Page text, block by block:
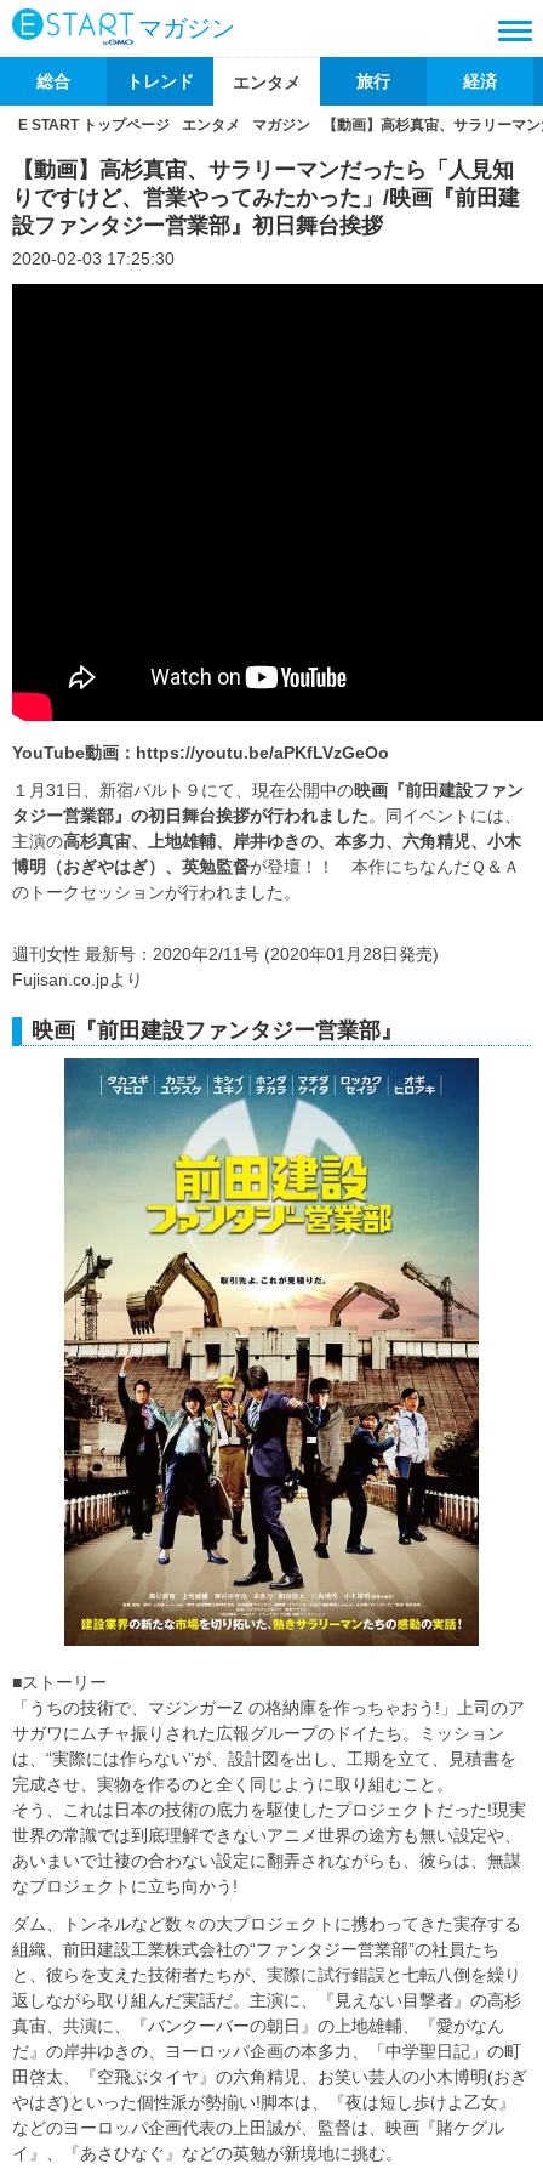
マガジン
総合 トレンド エンタメ 旅行 経済
E START トップページ エンタメ マガジン 【動画】高杉真宙、サラリーマ
【動画】高杉真宙、サラリーマンだったら「人見知
りですけど、営業やってみたかった」/映画『前田建
設ファンタジー営業部』初日舞台挨拶
2020-02-03 17:25:30
YouTube動画：https://youtu.be/aPKfLVzGeOo
１月31日、新宿バルト９にて、現在公開中の映画『前田建設ファン
タジー営業部』の初日舞台挨拶が行われました。同イベントには、
主演の高杉真宙、上地雄輔、岸井ゆきの、本多力、六角精児、小木
博明（おぎやはぎ）、英勉監督が登壇！！ 本作にちなんだＱ＆Ａ
のトークセッションが行われました。
週刊女性 最新号：2020年2/11号 (2020年01月28日発売)
Fujisan.co.jpより
映画『前田建設ファンタジー営業部』
■ストーリー
「うちの技術で、マジンガーZ の格納庫を作っちゃおう!」上司のア
サガワにムチャ振りされた広報グループのドイたち。ミッション
は、“実際には作らない”が、設計図を出し、工期を立て、見積書を
完成させ、実物を作るのと全く同じように取り組むこと。
そう、これは日本の技術の底力を駆使したプロジェクトだった!現実
世界の常識では到底理解できないアニメ世界の途方も無い設定や、
あいまいで辻褄の合わない設定に翻弄されながらも、彼らは、無謀
なプロジェクトに立ち向かう!
ダム、トンネルなど数々の大プロジェクトに携わってきた実存する
組織、前田建設工業株式会社の“ファンタジー営業部”の社員たち
と、彼らを支えた技術者たちが、実際に試行錯誤と七転八倒を繰り
返しながら取り組んだ実話だ。主演に、『見えない目撃者』の高杉
真宙、共演に、『バンクーバーの朝日』の上地雄輔、『愛がなん
だ』の岸井ゆきの、ヨーロッパ企画の本多力、「中学聖日記」の町
田啓太、『空飛ぶタイヤ』の六角精児、お笑い芸人の小木博明(おぎ
やはぎ)といった個性派が勢揃い!脚本は、『夜は短し歩けよ乙女』
などのヨーロッパ企画代表の上田誠が、監督は、映画『賭ケグル
イ』、『あさひなぐ』などの英勉が新境地に挑む。